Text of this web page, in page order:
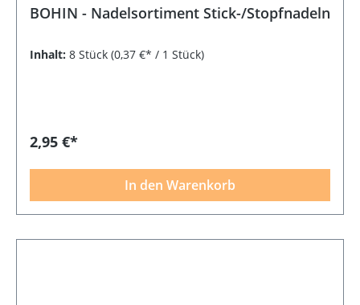
BOHIN - Nadelsortiment Stick-/Stopfnadeln
Inhalt: 8 Stück (0,37 €* / 1 Stück)
2,95 €*
In den Warenkorb